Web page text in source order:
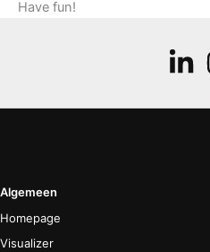
Have fun!
Algemeen
Homepage
Visualizer